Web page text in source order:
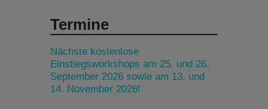
Termine
Nächste kostenlose
Einstiegsworkshops am 25. und 26.
September 2026 sowie am 13. und
14. November 2026!